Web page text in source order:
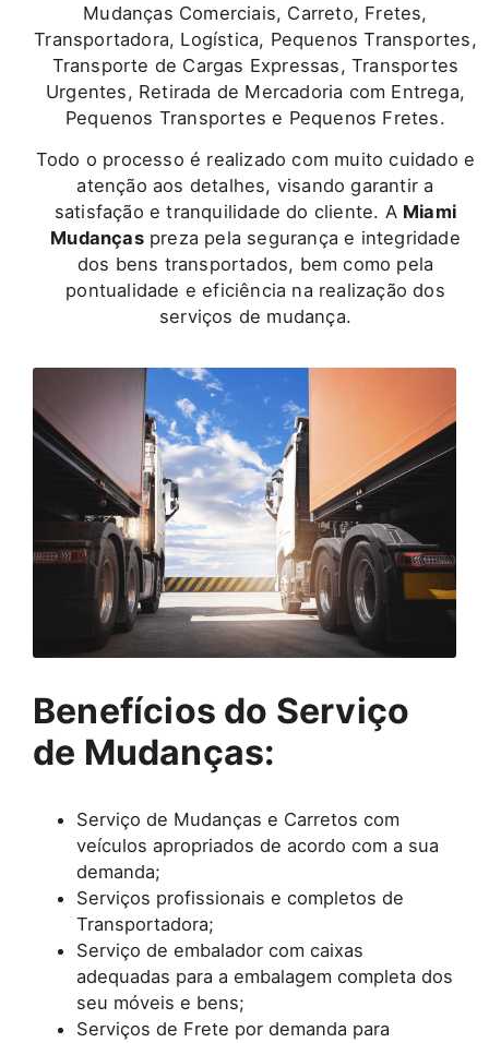
Mudanças Comerciais, Carreto, Fretes,
Transportadora, Logística, Pequenos Transportes,
Transporte de Cargas Expressas, Transportes
Urgentes, Retirada de Mercadoria com Entrega,
Pequenos Transportes e Pequenos Fretes.
Todo o processo é realizado com muito cuidado e
atenção aos detalhes, visando garantir a
satisfação e tranquilidade do cliente. A Miami
Mudançaspreza pela segurança e integridade
dos bens transportados, bem como pela
pontualidade e eficiência na realização dos
serviços de mudança.
Benefícios do Serviço
de Mudanças:
Serviço de Mudanças e Carretos com
veículos apropriados de acordo com a sua
demanda;
Serviços profissionais e completos de
Transportadora;
Serviço de embalador com caixas
adequadas para a embalagem completa dos
seu móveis e bens;
Serviços de Frete por demanda para